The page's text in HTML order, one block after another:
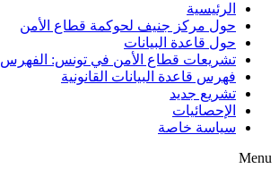
الرئيسية
حول مركز جنيف لحوكمة قطاع الأمن
حول قاعدة البيانات
تشريعات قطاع الأمن في تونس: الفهرس 1956-2011
فهرس قاعدة البيانات القانونية
تشريع جديد
الإحصائيات
سياسة خاصة
Menu